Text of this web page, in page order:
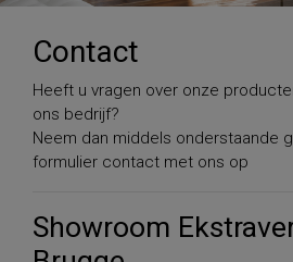
Contact
Heeft u vragen over onze
ons bedrijf?
Neem dan middels onderstaande
formulier contact met ons op
Showroom